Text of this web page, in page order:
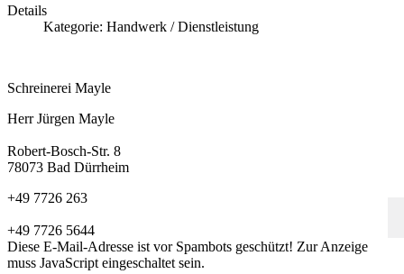
Details
Kategorie: Handwerk / Dienstleistung
Schreinerei Mayle
Herr Jürgen Mayle
Robert-Bosch-Str. 8
78073 Bad Dürrheim
+49 7726 263
+49 7726 5644
Diese E-Mail-Adresse ist vor Spambots geschützt! Zur Anzeige
muss JavaScript eingeschaltet sein.